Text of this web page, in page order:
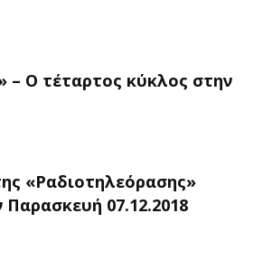
– Ο τέταρτος κύκλος στην
«Ραδιοτηλεόρασης»
07.12.2018